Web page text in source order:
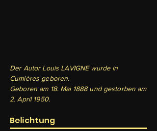
Der Autor Louis LAVIGNE wurde in
Cumières geboren.
Geboren am 18. Mai 1888 und gestorben am
2. April 1950.
Belichtung